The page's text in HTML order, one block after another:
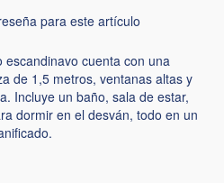
para este artículo
escandinavo cuenta con una
de 1,5 metros, ventanas altas y
Incluye un baño, sala de estar,
dormir en el desván, todo en un